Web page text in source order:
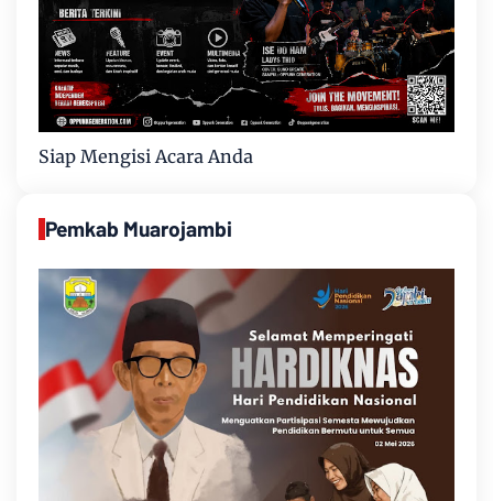
Siap Mengisi Acara Anda
Pemkab Muarojambi